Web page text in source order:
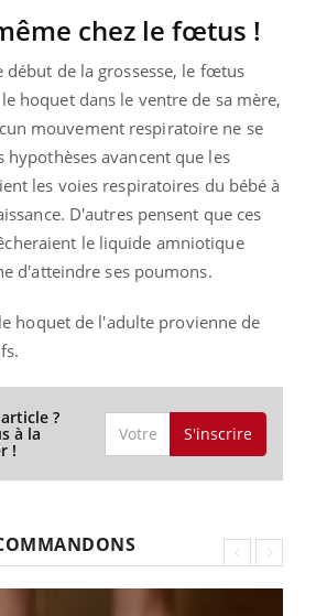
chez le fœtus !
début de la grossesse, le fœtus
hoquet dans le ventre de sa mère,
mouvement respiratoire ne se
hypothèses avancent que les
les voies respiratoires du bébé à
D'autres pensent que ces
le liquide amniotique
d'atteindre ses poumons.
hoquet de l'adulte provienne de
?
à la
!
S'inscrire